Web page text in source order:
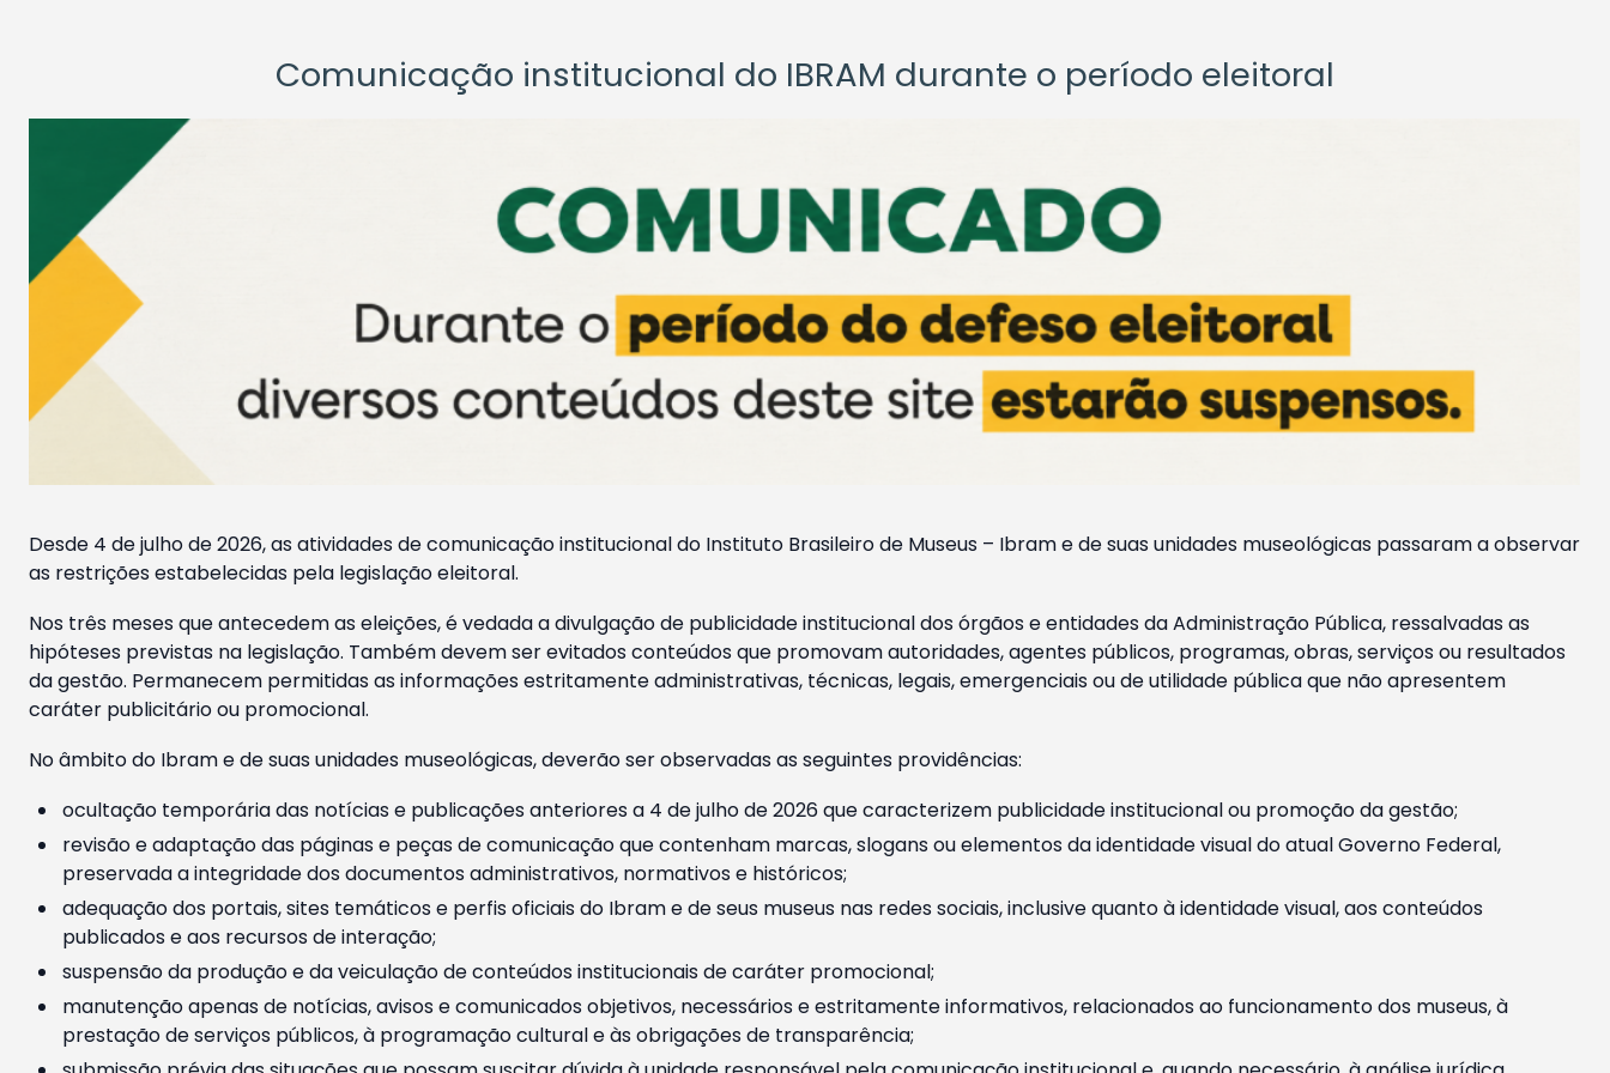
Comunicação institucional do IBRAM durante o período eleitoral
Desde 4 de julho de 2026, as atividades de comunicação institucional do Instituto Brasileiro de Museus – Ibram e de suas unidades museológicas passaram a observar
as restrições estabelecidas pela legislação eleitoral.
Nos três meses que antecedem as eleições, é vedada a divulgação de publicidade institucional dos órgãos e entidades da Administração Pública, ressalvadas as
hipóteses previstas na legislação. Também devem ser evitados conteúdos que promovam autoridades, agentes públicos, programas, obras, serviços ou resultados
da gestão. Permanecem permitidas as informações estritamente administrativas, técnicas, legais, emergenciais ou de utilidade pública que não apresentem
caráter publicitário ou promocional.
No âmbito do Ibram e de suas unidades museológicas, deverão ser observadas as seguintes providências:
ocultação temporária das notícias e publicações anteriores a 4 de julho de 2026 que caracterizem publicidade institucional ou promoção da gestão;
revisão e adaptação das páginas e peças de comunicação que contenham marcas, slogans ou elementos da identidade visual do atual Governo Federal,
preservada a integridade dos documentos administrativos, normativos e históricos;
adequação dos portais, sites temáticos e perfis oficiais do Ibram e de seus museus nas redes sociais, inclusive quanto à identidade visual, aos conteúdos
publicados e aos recursos de interação;
suspensão da produção e da veiculação de conteúdos institucionais de caráter promocional;
manutenção apenas de notícias, avisos e comunicados objetivos, necessários e estritamente informativos, relacionados ao funcionamento dos museus, à
prestação de serviços públicos, à programação cultural e às obrigações de transparência;